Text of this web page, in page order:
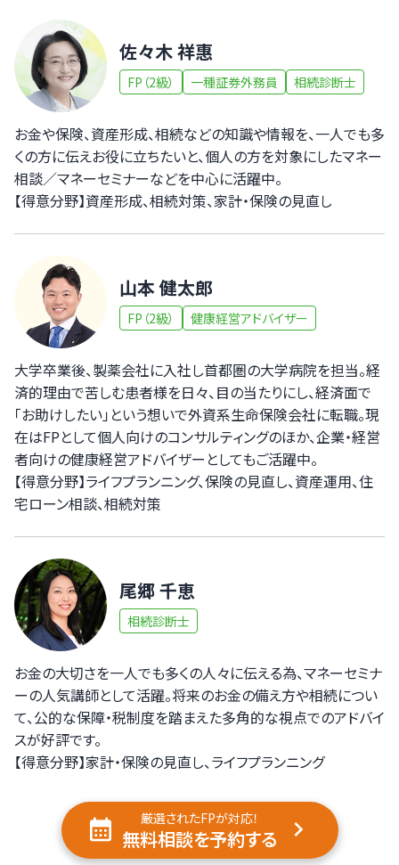
佐々木 祥惠
FP（2級） 一種証券外務員 相続診断士
お金や保険、資産形成、相続などの知識や情報を、一人でも多
くの方に伝えお役に立ちたいと、個人の方を対象にしたマネー
相談／マネーセミナーなどを中心に活躍中。
【得意分野】資産形成、相続対策、家計・保険の見直し
山本 健太郎
FP（2級） 健康経営アドバイザー
大学卒業後、製薬会社に入社し首都圏の大学病院を担当。経
済的理由で苦しむ患者様を日々、目の当たりにし、経済面で
「お助けしたい」という想いで外資系生命保険会社に転職。現
在はFPとして個人向けのコンサルティングのほか、企業・経営
者向けの健康経営アドバイザーとしてもご活躍中。
【得意分野】ライフプランニング、保険の見直し、資産運用、住
宅ローン相談、相続対策
尾郷 千恵
相続診断士
お金の大切さを一人でも多くの人々に伝える為、マネーセミナ
ーの人気講師として活躍。将来のお金の備え方や相続につい
て、公的な保障・税制度を踏まえた多角的な視点でのアドバイ
スが好評です。
【得意分野】家計・保険の見直し、ライフプランニング
厳選されたFPが対応！
無料相談を予約する